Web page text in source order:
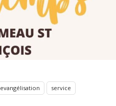
evangélisation service